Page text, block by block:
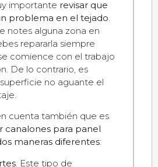
importante revisar que
problema en el tejado.
notes alguna zona en
repararla siempre
comience con el trabajo
De lo contrario, es
no aguante el
cuenta también que es
canalones para panel
maneras diferentes:
. Este tipo de